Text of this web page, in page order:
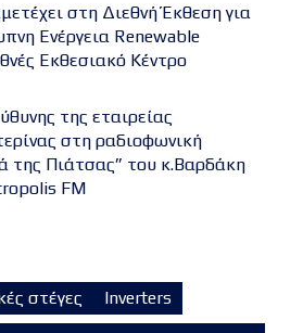
στη Διεθνή Έκθεση για
Ενέργεια Renewable
Εκθεσιακό Κέντρο
της εταιρείας
στη ραδιοφωνική
της Πιάτσας” του κ.Βαρδάκη
FM
στέγες
Inverters